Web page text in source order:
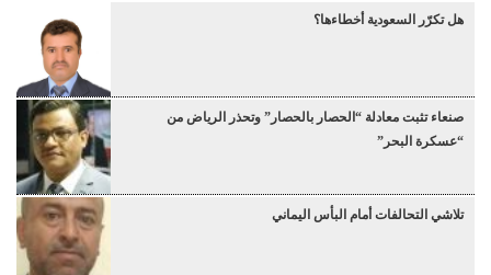
هل تكرّر السعودية أخطاءها؟
صنعاء تثبت معادلة “الحصار بالحصار” وتحذر الرياض من
“عسكرة البحر”
تلاشي التحالفات أمام البأس اليماني